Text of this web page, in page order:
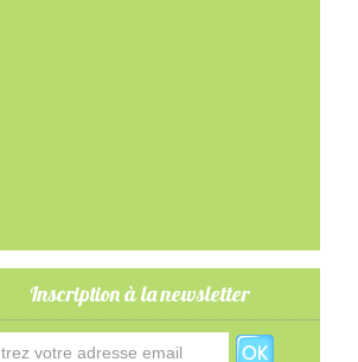
Inscription à la newsletter